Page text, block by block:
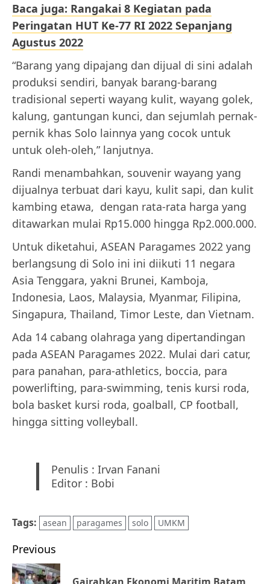
Baca juga: Rangakai 8 Kegiatan pada
Peringatan HUT Ke-77 RI 2022 Sepanjang
Agustus 2022
“Barang yang dipajang dan dijual di sini adalah
produksi sendiri, banyak barang-barang
tradisional seperti wayang kulit, wayang golek,
kalung, gantungan kunci, dan sejumlah pernak-
pernik khas Solo lainnya yang cocok untuk
untuk oleh-oleh,” lanjutnya.
Randi menambahkan, souvenir wayang yang
dijualnya terbuat dari kayu, kulit sapi, dan kulit
kambing etawa, dengan rata-rata harga yang
ditawarkan mulai Rp15.000 hingga Rp2.000.000.
Untuk diketahui, ASEAN Paragames 2022 yang
berlangsung di Solo ini ini diikuti 11 negara
Asia Tenggara, yakni Brunei, Kamboja,
Indonesia, Laos, Malaysia, Myanmar, Filipina,
Singapura, Thailand, Timor Leste, dan Vietnam.
Ada 14 cabang olahraga yang dipertandingan
pada ASEAN Paragames 2022. Mulai dari catur,
para panahan, para-athletics, boccia, para
powerlifting, para-swimming, tenis kursi roda,
bola basket kursi roda, goalball, CP football,
hingga sitting volleyball.
Penulis : Irvan Fanani
Editor : Bobi
Tags: asean paragames solo UMKM
Post
navigation
Previous